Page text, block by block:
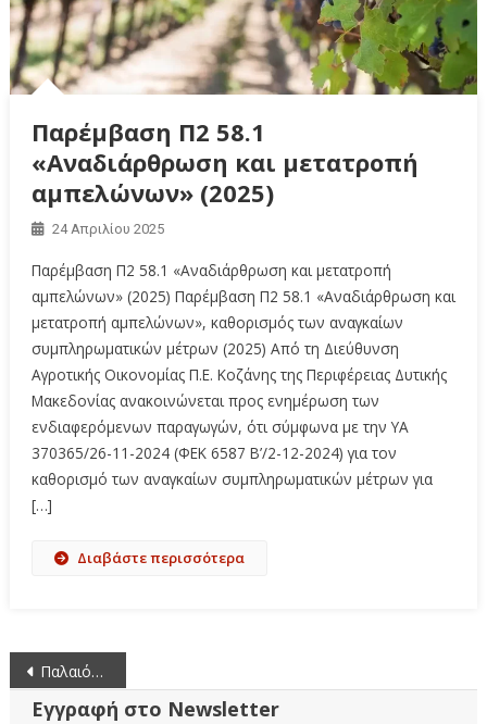
Παρέμβαση Π2 58.1
«Αναδιάρθρωση και μετατροπή
αμπελώνων» (2025)
24 Απριλίου 2025
Παρέμβαση Π2 58.1 «Αναδιάρθρωση και μετατροπή
αμπελώνων» (2025) Παρέμβαση Π2 58.1 «Αναδιάρθρωση και
μετατροπή αμπελώνων», καθορισμός των αναγκαίων
συμπληρωματικών μέτρων (2025) Από τη Διεύθυνση
Αγροτικής Οικονομίας Π.Ε. Κοζάνης της Περιφέρειας Δυτικής
Μακεδονίας ανακοινώνεται προς ενημέρωση των
ενδιαφερόμενων παραγωγών, ότι σύμφωνα με την ΥΑ
370365/26-11-2024 (ΦΕΚ 6587 Β’/2-12-2024) για τον
καθορισμό των αναγκαίων συμπληρωματικών μέτρων για
[…]
Διαβάστε περισσότερα
Πλοήγηση
άρθρων
Παλαιότερα άρθρα
Εγγραφή στο Newsletter